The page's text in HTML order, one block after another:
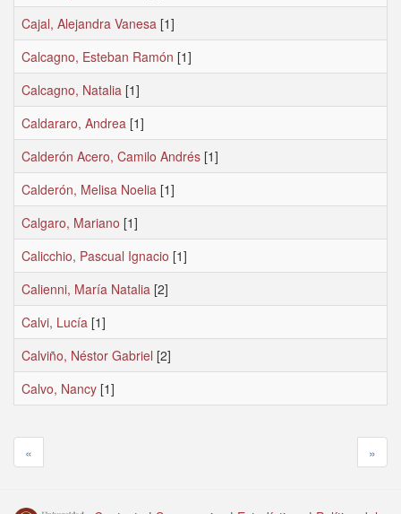
Cajal, Alejandra Vanesa [1]
Calcagno, Esteban Ramón [1]
Calcagno, Natalia [1]
Caldararo, Andrea [1]
Calderón Acero, Camilo Andrés [1]
Calderón, Melisa Noelia [1]
Calgaro, Mariano [1]
Calicchio, Pascual Ignacio [1]
Calienni, María Natalia [2]
Calvi, Lucía [1]
Calviño, Néstor Gabriel [2]
Calvo, Nancy [1]
« »